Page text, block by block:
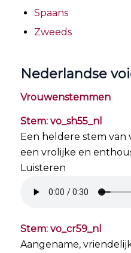
Spaans
Zweeds
Nederlandse
Vrouwenstemmen
Stem: vo_sh55_nl
Een heldere stem
een vrolijke en
Luisteren
Stem: vo_cr59_nl
Aangename,